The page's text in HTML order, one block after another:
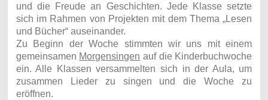
und die Freude an Geschichten. Jede Klasse setzte
sich im Rahmen von Projekten mit dem Thema „Lesen
und Bücher“ auseinander.
Zu Beginn der Woche stimmten wir uns mit einem
gemeinsamen Morgensingen auf die Kinderbuchwoche
ein. Alle Klassen versammelten sich in der Aula, um
zusammen Lieder zu singen und die Woche zu
eröffnen.